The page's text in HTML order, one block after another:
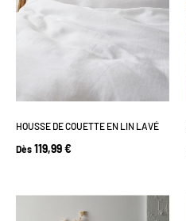
HOUSSE DE COUETTE EN LIN LAVÉ
Dès 119,99 €